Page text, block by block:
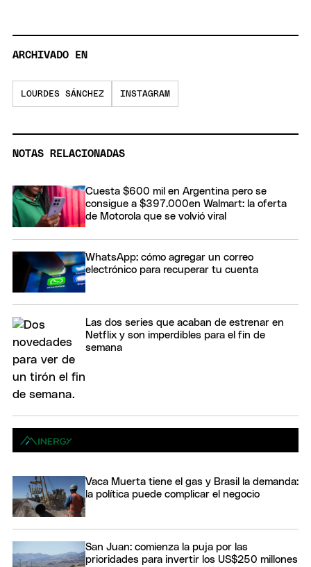
ARCHIVADO EN
LOURDES SÁNCHEZ INSTAGRAM
NOTAS RELACIONADAS
Cuesta $600 mil en Argentina pero se
consigue a $397.000en Walmart: la oferta
de Motorola que se volvió viral
WhatsApp: cómo agregar un correo
electrónico para recuperar tu cuenta
Las dos series que acaban de estrenar en
Netflix y son imperdibles para el fin de
semana
Vaca Muerta tiene el gas y Brasil la demanda:
la política puede complicar el negocio
San Juan: comienza la puja por las
prioridades para invertir los US$250 millones